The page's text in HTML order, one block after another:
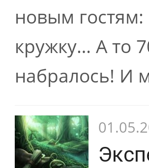
новым гостям:
кружку… А то
набралось! И